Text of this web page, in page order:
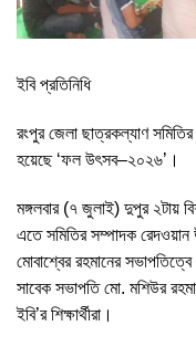
ইবি প্রতিনিধি
রংপুর জেলা ছাত্রকল্যাণ
হয়েছে ‘ফল উৎসব–২০২৬’।
মঙ্গলবার (৭ জুলাই) দুপুর ২টায়
এতে সমিতির সম্পাদক রেদওয়ান
মোবাশ্বের রহমানের
সাবেক সভাপতি মো. মশিউর
ইবি’র শিক্ষার্থীরা।